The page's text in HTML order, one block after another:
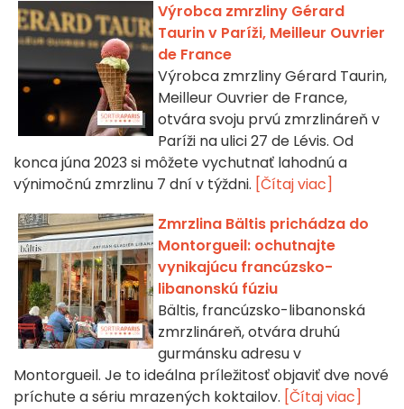
Výrobca zmrzliny Gérard
Taurin v Paríži, Meilleur Ouvrier
de France
Výrobca zmrzliny Gérard Taurin,
Meilleur Ouvrier de France,
otvára svoju prvú zmrzlináreň v
Paríži na ulici 27 de Lévis. Od
konca júna 2023 si môžete vychutnať lahodnú a
výnimočnú zmrzlinu 7 dní v týždni. [Čítaj viac]
Zmrzlina Bältis prichádza do
Montorgueil: ochutnajte
vynikajúcu francúzsko-
libanonskú fúziu
Bältis, francúzsko-libanonská
zmrzlináreň, otvára druhú
gurmánsku adresu v
Montorgueil. Je to ideálna príležitosť objaviť dve nové
príchute a sériu mrazených koktailov. [Čítaj viac]